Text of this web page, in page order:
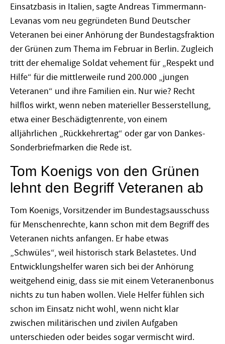
Einsatzbasis in Italien, sagte Andreas Timmermann-
Levanas vom neu gegründeten Bund Deutscher
Veteranen bei einer Anhörung der Bundestagsfraktion
der Grünen zum Thema im Februar in Berlin. Zugleich
tritt der ehemalige Soldat vehement für „Respekt und
Hilfe“ für die mittlerweile rund 200.000 „jungen
Veteranen“ und ihre Familien ein. Nur wie? Recht
hilflos wirkt, wenn neben materieller Besserstellung,
etwa einer Beschädigtenrente, von einem
alljährlichen „Rückkehrertag“ oder gar von Dankes-
Sonderbriefmarken die Rede ist.
Tom Koenigs von den Grünen
lehnt den Begriff Veteranen ab
Tom Koenigs, Vorsitzender im Bundestagsausschuss
für Menschenrechte, kann schon mit dem Begriff des
Veteranen nichts anfangen. Er habe etwas
„Schwüles“, weil historisch stark Belastetes. Und
Entwicklungshelfer waren sich bei der Anhörung
weitgehend einig, dass sie mit einem Veteranenbonus
nichts zu tun haben wollen. Viele Helfer fühlen sich
schon im Einsatz nicht wohl, wenn nicht klar
zwischen militärischen und zivilen Aufgaben
unterschieden oder beides sogar vermischt wird.